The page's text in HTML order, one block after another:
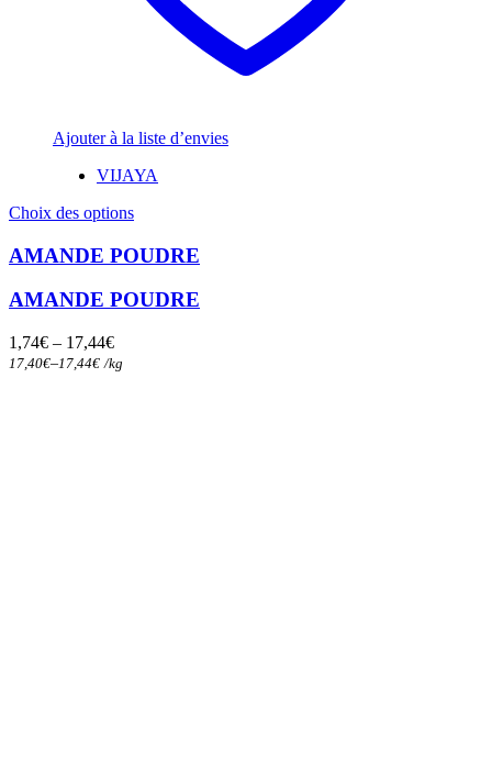
Ajouter à la liste d’envies
VIJAYA
Choix des optionsCe
a
plusieurs
variations.
Les
AMANDE POUDRE
AMANDE POUDRE
1,74€ – 17,44€
17,40€–17,44€ /kg